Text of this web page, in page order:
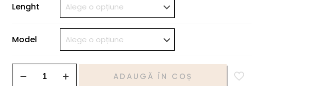
Lenght
Model
ADAUGĂ ÎN COȘ